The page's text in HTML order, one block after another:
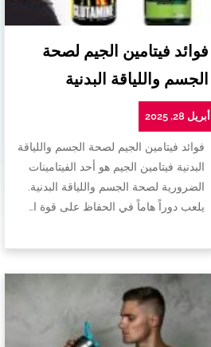
فوائد فيتامين الجيم لصحة
الجسم واللياقة البدنية
أبريل 28, 2025
فوائد فيتامين الجيم لصحة الجسم واللياقة
البدنية فيتامين الجيم هو أحد الفيتامينات
الضرورية لصحة الجسم واللياقة البدنية.
يلعب دوراً هاماً في الحفاظ على قوة ا…